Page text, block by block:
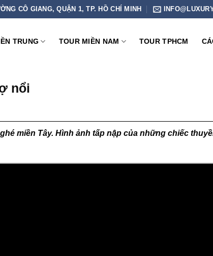
CÔ GIANG, QUẬN 1, TP. HỒ CHÍ MINH
TRUNG TOUR MIỀN NAM TOUR TPHCM
nổi
miền Tây. Hình ảnh tấp nập của những chiếc